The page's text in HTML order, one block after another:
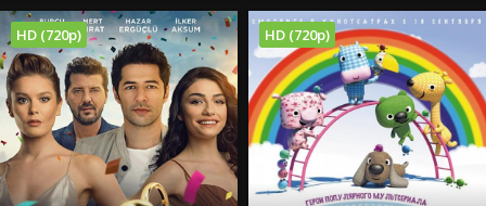
HD (720p) HD (720p)